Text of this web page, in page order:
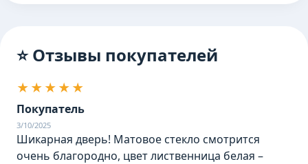
⭐ Отзывы покупателей
★★★★★
Покупатель
3/10/2025
Шикарная дверь! Матовое стекло смотрится
очень благородно, цвет лиственница белая –